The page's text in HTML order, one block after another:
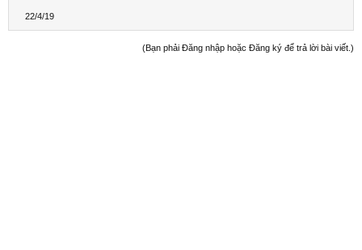
22/4/19
(Bạn phải Đăng nhập hoặc Đăng ký để trả lời bài viết.)